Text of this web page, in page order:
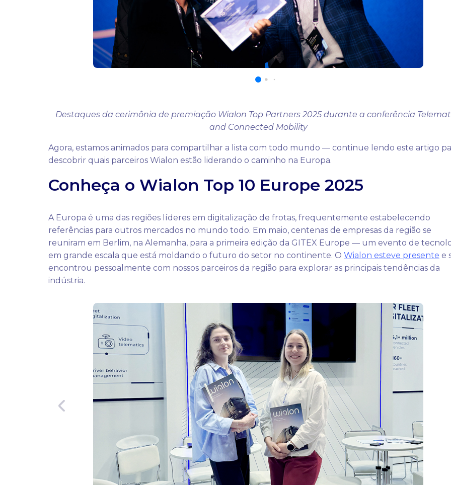
Destaques da cerimônia de premiação Wialon Top Partners 2025 durante a conferência
and Connected Mobility
Agora, estamos animados para compartilhar a lista com todo mundo — continue lendo este artigo
descobrir quais parceiros Wialon estão liderando o caminho na Europa.
Conheça o Wialon Top 10 Europe 2025
A Europa é uma das regiões líderes em digitalização de frotas, frequentemente estabelecendo
referências para outros mercados no mundo todo. Em maio, centenas de empresas da região se
reuniram em Berlim, na Alemanha, para a primeira edição da GITEX Europe — um evento de
em grande escala que está moldando o futuro do setor no continente. O Wialon esteve presente e
encontrou pessoalmente com nossos parceiros da região para explorar as principais tendências da
indústria.